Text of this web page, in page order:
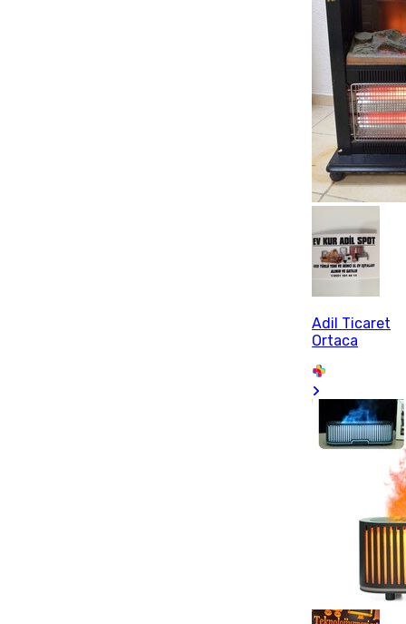
Adil Ticaret
Ortaca